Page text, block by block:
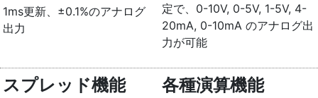
1ms更新、±0.1%のアナログ
出力
定で、0-10V, 0-5V, 1-5V, 4-
20mA, 0-10mA のアナログ出
力が可能
スプレッド機能 各種演算機能